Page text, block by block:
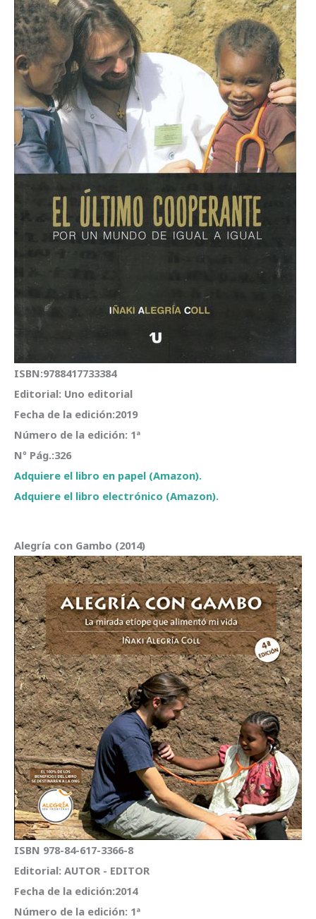
ISBN:9788417733384
Editorial: Uno editorial
Fecha de la edición:2019
Número de la edición: 1ª
Nº Pág.:326
Adquiere el libro en papel (Amazon).
Adquiere el libro electrónico (Amazon).
Alegría con Gambo (2014)
ISBN 978-84-617-3366-8
Editorial: AUTOR - EDITOR
Fecha de la edición:2014
Número de la edición: 1ª